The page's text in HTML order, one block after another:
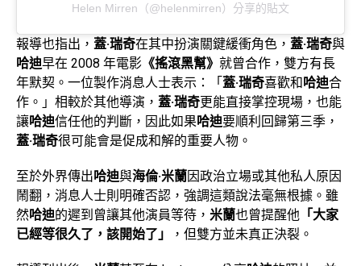
Helen Mirren（@helenmirren）分享的貼文
報導也指出， 蓋·瑞奇在其中扮演關鍵緩衝角色， 蓋·瑞奇與
哈迪早在 2008 年電影 《搖滾黑幫》 就曾合作，雙方有長
年默契。一位製作消息人士表示：「蓋·瑞奇喜歡和哈迪合
作。」相較於其他導演， 蓋·瑞奇更能直接掌控現場，也能
讓哈迪信任他的判斷，因此如果哈迪要順利回歸第三季，
蓋·瑞奇很可能會是促成和解的重要人物。
至於外界傳出哈迪與海倫·米蘭因政治立場或其他私人原因
鬧翻，消息人士則明確否認，強調這類說法毫無根據。雖
然哈迪的遲到曾讓其他演員等待， 米蘭也曾提醒他 「大家
已經等很久了，該開始了」
，但雙方並未真正決裂。